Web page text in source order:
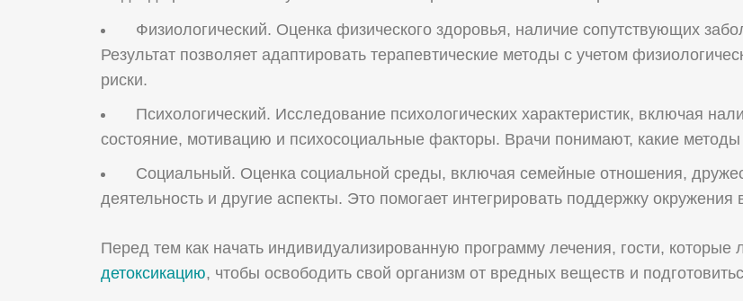
Физиологический. Оценка физического здоровья, наличие сопутствующих
Результат позволяет адаптировать терапевтические методы с учетом
риски.
Психологический. Исследование психологических характеристик, включая
состояние, мотивацию и психосоциальные факторы. Врачи понимают, какие
Социальный. Оценка социальной среды, включая семейные отношения,
деятельность и другие аспекты. Это помогает интегрировать поддержку окружения
Перед тем как начать индивидуализированную программу лечения, гости,
детоксикацию, чтобы освободить свой организм от вредных веществ и